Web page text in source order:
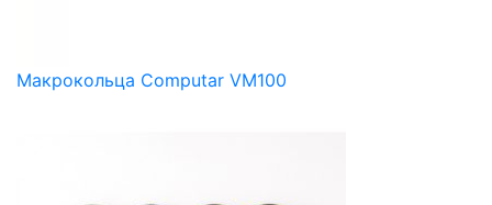
Макрокольца Computar VM100